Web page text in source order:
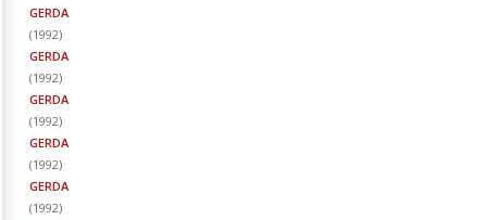
GERDA
(1992)
GERDA
(1992)
GERDA
(1992)
GERDA
(1992)
GERDA
(1992)